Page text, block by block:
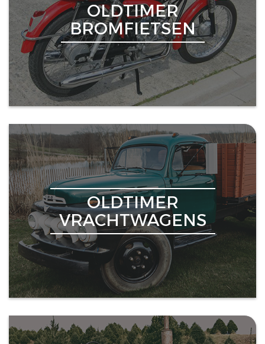
OLDTIMER
BROMFIETSEN
OLDTIMER
VRACHTWAGENS